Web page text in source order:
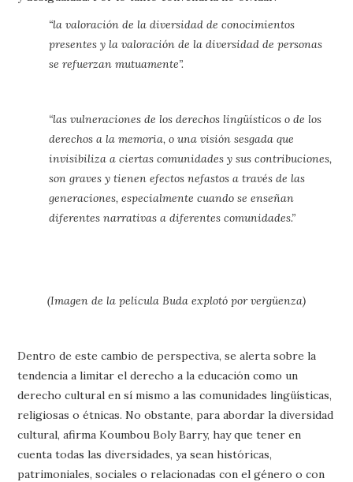
“la valoración de la diversidad de conocimientos
presentes y la valoración de la diversidad de personas
se refuerzan mutuamente”.
“las vulneraciones de los derechos lingüísticos o de los
derechos a la memoria, o una visión sesgada que
invisibiliza a ciertas comunidades y sus contribuciones,
son graves y tienen efectos nefastos a través de las
generaciones, especialmente cuando se enseñan
diferentes narrativas a diferentes comunidades.”
(Imagen de la película Buda explotó por vergüenza)
Dentro de este cambio de perspectiva, se alerta sobre la
tendencia a limitar el derecho a la educación como un
derecho cultural en sí mismo a las comunidades lingüísticas,
religiosas o étnicas. No obstante, para abordar la diversidad
cultural, afirma Koumbou Boly Barry, hay que tener en
cuenta todas las diversidades, ya sean históricas,
patrimoniales, sociales o relacionadas con el género o con